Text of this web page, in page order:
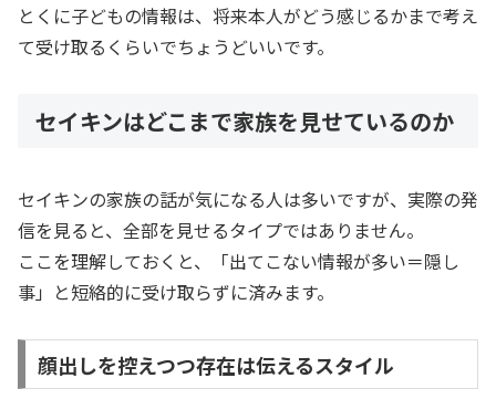
とくに子どもの情報は、将来本人がどう感じるかまで考え
て受け取るくらいでちょうどいいです。
セイキンはどこまで家族を見せているのか
セイキンの家族の話が気になる人は多いですが、実際の発
信を見ると、全部を見せるタイプではありません。
ここを理解しておくと、「出てこない情報が多い＝隠し
事」と短絡的に受け取らずに済みます。
顔出しを控えつつ存在は伝えるスタイル